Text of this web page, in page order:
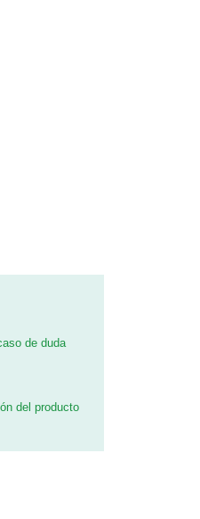
de duda
del producto